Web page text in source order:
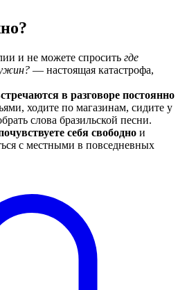
и не можете спросить где
ужин? — настоящая катастрофа,
в разговоре постоянно
ходите по магазинам, сидите у
слова бразильской песни.
себя свободно и
с местными в повседневных